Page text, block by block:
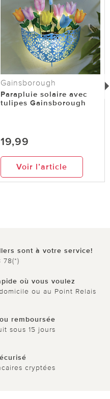
Gainsborough
Parapluie solaire avec
tulipes Gainsborough
19,99
Voir l’article
sont à votre service!
78(*)
où vous voulez
ou au Point Relais
remboursée
sous 15 jours
cryptées